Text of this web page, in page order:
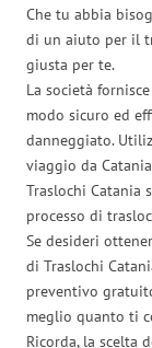
Che tu abbia
di un aiuto per il
giusta per te.
La società
modo sicuro ed
danneggiato.
viaggio da
Traslochi Catania
processo di
Se desideri
di Traslochi
preventivo
meglio quanto ti
Ricorda, la scelta